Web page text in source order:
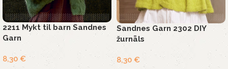
2211 Mykt til barn Sandnes
Garn
8,30 €
Sandnes Garn 2302 DIY
žurnāls
8,30 €